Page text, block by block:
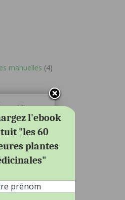
manuelles (4)
(7)
être(15)
l'ebook
"les 60
plantes